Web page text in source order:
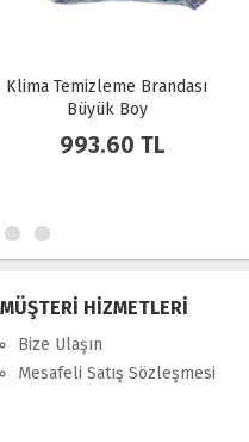
Klima Temizleme
95.00 TL
MÜŞTERİ HİZMETLERİ
Bize Ulaşın
Mesafeli Satış Sözleşmesi